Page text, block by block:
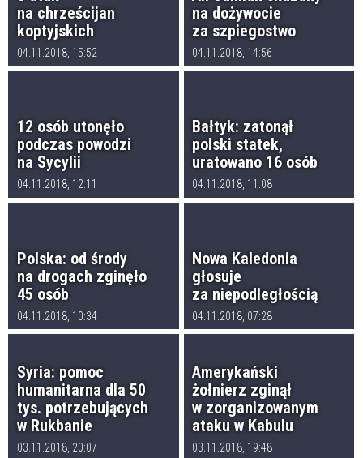
na chrześcijan
koptyjskich
04.11.2018, 15:52
na dożywocie
za szpiegostwo
04.11.2018, 14:56
12 osób utonęło
podczas powodzi
na Sycylii
04.11.2018, 12:11
Bałtyk: zatonął
polski statek,
uratowano 16 osób
04.11.2018, 11:08
Polska: od środy
na drogach zginęło
45 osób
04.11.2018, 10:34
Nowa Kaledonia
głosuje
za niepodległością
04.11.2018, 07:28
Syria: pomoc
humanitarna dla 50
tys. potrzebujących
w Rukbanie
03.11.2018, 20:07
Amerykański
żołnierz zginął
w zorganizowanym
ataku w Kabulu
03.11.2018, 19:48